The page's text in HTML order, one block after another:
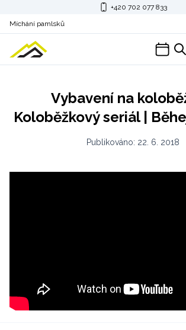
+420 702 077 833
Míchání pamlsků
Vybavení na
Koloběžkový seriál |
Publikováno: 22. 6. 2018